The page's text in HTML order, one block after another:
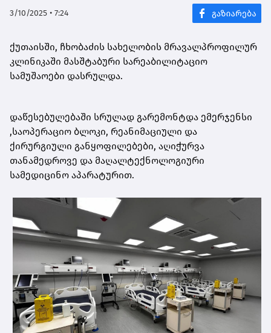
3/10/2025 • 7:24
ქუთაისში, ჩხობაძის სახელობის მრავალპროფილურ
კლინიკაში მასშტაბური სარეაბილიტაციო
სამუშაოები დასრულდა.
დაწესებულებაში სრულად გარემონტდა ემერჯენსი
,საოპერაციო ბლოკი, რეანიმაციული და
ქირურგიული განყოფილებები, აღიჭურვა
თანამედროვე და მაღალტექნოლოგიური
სამედიცინო აპარატურით.